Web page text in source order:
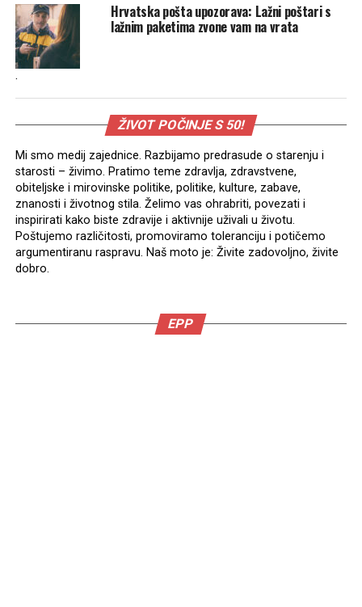
Hrvatska pošta upozorava: Lažni poštari s
lažnim paketima zvone vam na vrata
.
ŽIVOT POČINJE S 50!
Mi smo medij zajednice. Razbijamo predrasude o starenju i
starosti – živimo. Pratimo teme zdravlja, zdravstvene,
obiteljske i mirovinske politike, politike, kulture, zabave,
znanosti i životnog stila. Želimo vas ohrabriti, povezati i
inspirirati kako biste zdravije i aktivnije uživali u životu.
Poštujemo različitosti, promoviramo toleranciju i potičemo
argumentiranu raspravu. Naš moto je: Živite zadovoljno, živite
dobro.
EPP